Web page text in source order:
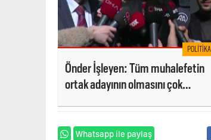
POLITIKA
Önder İşleyen: Tüm muhalefetin
ortak adayının olmasını çok
Whatsapp ile paylaş